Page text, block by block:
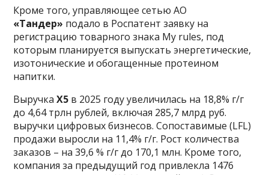
Кроме того, управляющее сетью АО
«Тандер» подало в Роспатент заявку на
регистрацию товарного знака My rules, под
которым планируется выпускать энергетические,
изотонические и обогащенные протеином
напитки.
ВыручкаX5 в 2025 году увеличилась на 18,8% г/г
до 4,64 трлн рублей, включая 285,7 млрд руб.
выручки цифровых бизнесов. Сопоставимые (LFL)
продажи выросли на 11,4% г/г. Рост количества
заказов – на 39,6 % г/г до 170,1 млн. Кроме того,
компания за предыдущий год привлекла 1476